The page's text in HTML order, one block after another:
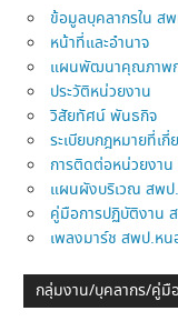
ข้อมูลบุคลากรใน ส
หน้าที่และอำนาจ
แผนพัฒนาคุณภาพ
ประวัติหน่วยงาน
วิสัยทัศน์ พันธกิจ
ระเบียบกฎหมายที่เกี่
การติดต่อหน่วยงาน
แผนผังบริเวณ สพป
คู่มือการปฏิบัติงาน
เพลงมาร์ช สพป.หน
กลุ่มงาน/บุคลากร/คู่มื